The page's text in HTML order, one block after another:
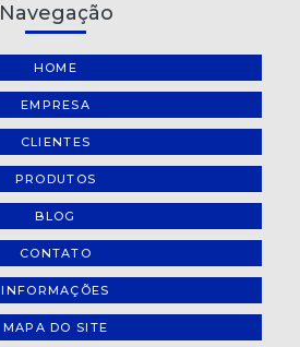
Navegação
HOME
EMPRESA
CLIENTES
PRODUTOS
BLOG
CONTATO
INFORMAÇÕES
MAPA DO SITE